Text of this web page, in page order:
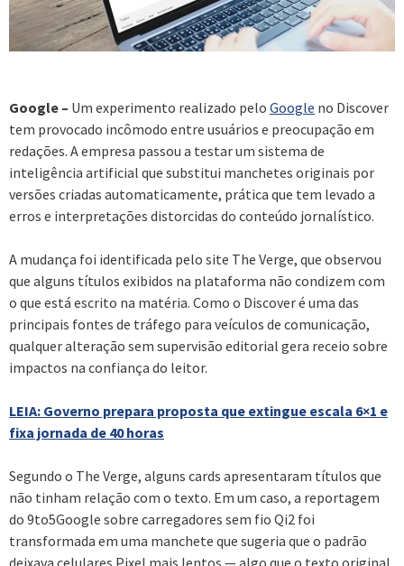
Google – Um experimento realizado pelo Google no Discover
tem provocado incômodo entre usuários e preocupação em
redações. A empresa passou a testar um sistema de
inteligência artificial que substitui manchetes originais por
versões criadas automaticamente, prática que tem levado a
erros e interpretações distorcidas do conteúdo jornalístico.
A mudança foi identificada pelo site The Verge, que observou
que alguns títulos exibidos na plataforma não condizem com
o que está escrito na matéria. Como o Discover é uma das
principais fontes de tráfego para veículos de comunicação,
qualquer alteração sem supervisão editorial gera receio sobre
impactos na confiança do leitor.
LEIA: Governo prepara proposta que extingue escala 6×1 e
fixa jornada de 40 horas
Segundo o The Verge, alguns cards apresentaram títulos que
não tinham relação com o texto. Em um caso, a reportagem
do 9to5Google sobre carregadores sem fio Qi2 foi
transformada em uma manchete que sugeria que o padrão
deixava celulares Pixel mais lentos — algo que o texto original